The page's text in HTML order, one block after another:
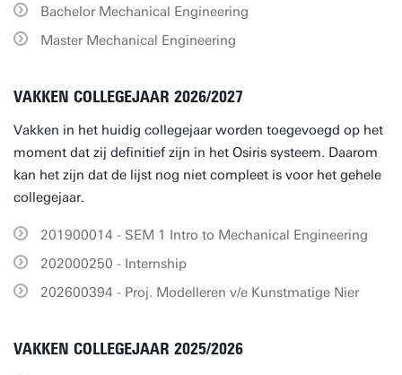
Bachelor Mechanical Engineering
Master Mechanical Engineering
VAKKEN COLLEGEJAAR 2026/2027
Vakken in het huidig collegejaar worden toegevoegd op het
moment dat zij definitief zijn in het Osiris systeem. Daarom
kan het zijn dat de lijst nog niet compleet is voor het gehele
collegejaar.
201900014 - SEM 1 Intro to Mechanical Engineering
202000250 - Internship
202600394 - Proj. Modelleren v/e Kunstmatige Nier
VAKKEN COLLEGEJAAR 2025/2026